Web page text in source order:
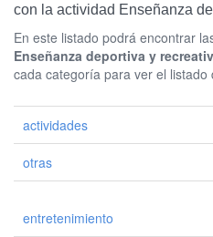
con la actividad Enseñanza
En este listado podrá encontrar
Enseñanza deportiva y
cada categoría para ver el
actividades
otras
entretenimiento